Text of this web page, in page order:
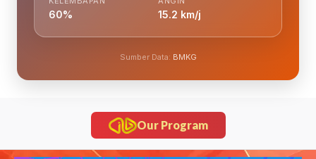
60% 15.2 km/j
Sumber Data: BMKG
Our Program